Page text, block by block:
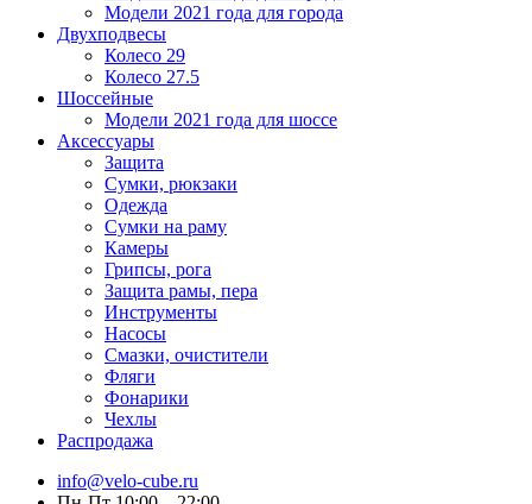
Модели 2021 года для города
Двухподвесы
Колесо 29
Колесо 27.5
Шоссейные
Модели 2021 года для шоссе
Аксессуары
Защита
Сумки, рюкзаки
Одежда
Сумки на раму
Камеры
Грипсы, рога
Защита рамы, пера
Инструменты
Насосы
Смазки, очистители
Фляги
Фонарики
Чехлы
Распродажа
info@velo-cube.ru